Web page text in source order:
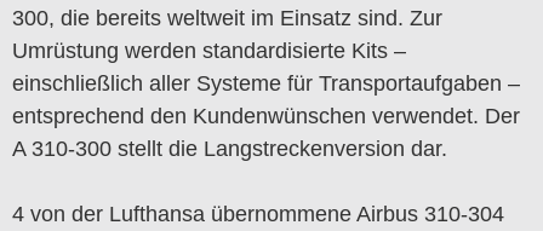
300, die bereits weltweit im Einsatz sind. Zur
Umrüstung werden standardisierte Kits –
einschließlich aller Systeme für Transportaufgaben –
entsprechend den Kundenwünschen verwendet. Der
A 310-300 stellt die Langstreckenversion dar.
4 von der Lufthansa übernommene Airbus 310-304